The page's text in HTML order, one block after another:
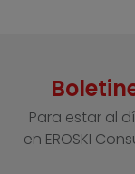
Para estar al
en EROSKI